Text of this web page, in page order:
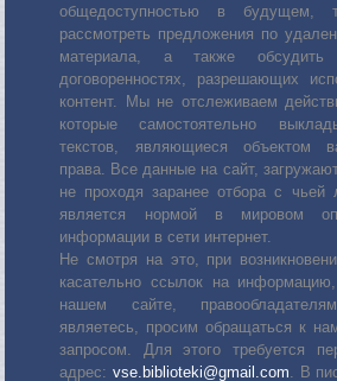
общедоступностью в будущем,
рассмотреть предложения по
материала, а также обсудить
договоренностях, разрешающих
контент. Мы не отслеживаем
которые самостоятельно
текстов, являющиеся объектом
права. Все данные на сайт,
не проходя заранее отбора с чьей
является нормой в мировом
информации в сети интернет.
Не смотря на это, при
касательно ссылок на
нашем сайте,
являетесь, просим обращаться к
запросом. Для этого требуется
адрес: vse.biblioteki@gmail.com. В